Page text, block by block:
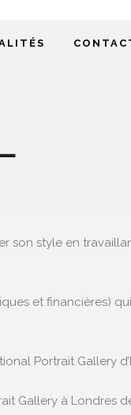
son style en
et financières) qui
Portrait Gallery
Gallery à Londres